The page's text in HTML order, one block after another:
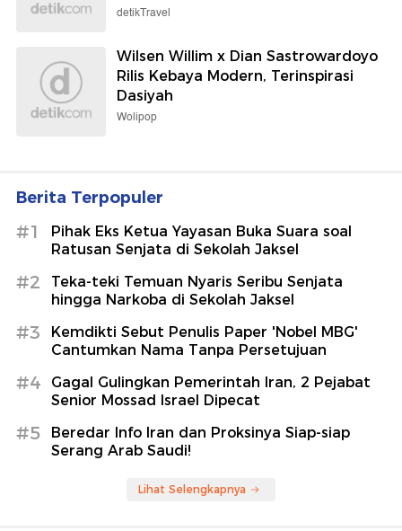
detikTravel
Wilsen Willim x Dian Sastrowardoyo
Rilis Kebaya Modern, Terinspirasi
Dasiyah
Wolipop
Berita Terpopuler
#1
Pihak Eks Ketua Yayasan Buka Suara soal
Ratusan Senjata di Sekolah Jaksel
#2
Teka-teki Temuan Nyaris Seribu Senjata
hingga Narkoba di Sekolah Jaksel
#3
Kemdikti Sebut Penulis Paper 'Nobel MBG'
Cantumkan Nama Tanpa Persetujuan
#4
Gagal Gulingkan Pemerintah Iran, 2 Pejabat
Senior Mossad Israel Dipecat
#5
Beredar Info Iran dan Proksinya Siap-siap
Serang Arab Saudi!
Lihat Selengkapnya